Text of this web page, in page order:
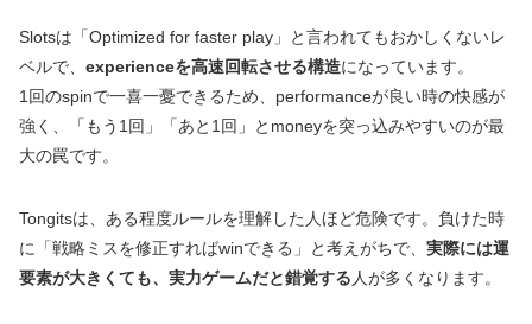
Slotsは「Optimized for faster play」と言われてもおかしくないレ
ベルで、 experienceを高速回転させる構造になっています。
1回のspinで一喜一憂できるため、performanceが良い時の快感が
強く、「もう1回」「あと1回」とmoneyを突っ込みやすいのが最
大の罠です。
Tongitsは、ある程度ルールを理解した人ほど危険です。負けた時
に「戦略ミスを修正すればwinできる」と考えがちで、 実際には運
要素が大きくても、実力ゲームだと錯覚する人が多くなります。